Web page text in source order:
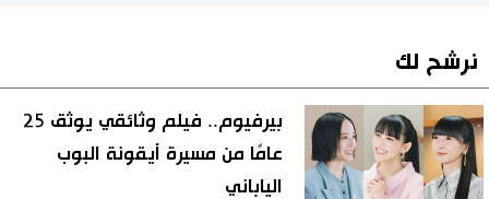
نرشح لك
بيرفيوم.. فيلم وثائقي يوثق 25
عامًا من مسيرة أيقونة البوب
الياباني